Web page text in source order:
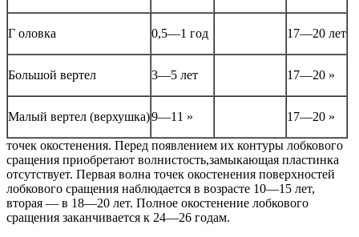
Г оловка 0,5—1 год 17—20 лет
Большой вертел 3—5 лет 17—20 »
Малый вертел (верхушка)9—11 » 17—20 »
точек окостенения. Перед появлением их контуры лобкового
сращения приобретают волнистость,замыкающая пластинка
отсутствует. Первая волна точек окостенения поверхностей
лобкового сращения наблюдается в возрасте 10—15 лет,
вторая — в 18—20 лет. Полное окостенение лобкового
сращения заканчивается к 24—26 годам.